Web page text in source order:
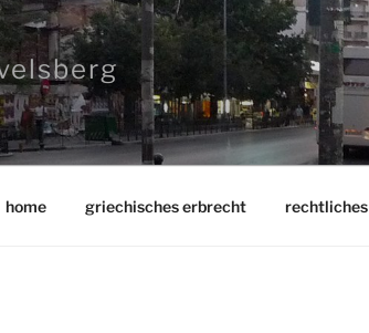
home griechisches erbrecht rechtliches